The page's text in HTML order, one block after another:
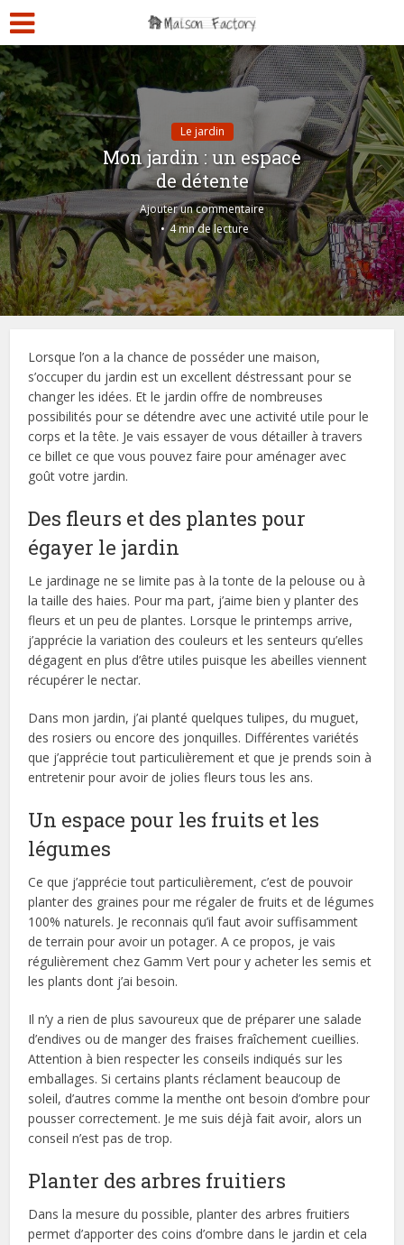
Le jardin
Mon jardin : un espace
de détente
Ajouter un commentaire
4 mn de lecture
Lorsque l’on a la chance de posséder une maison,
s’occuper du jardin est un excellent déstressant pour se
changer les idées. Et le jardin offre de nombreuses
possibilités pour se détendre avec une activité utile pour le
corps et la tête. Je vais essayer de vous détailler à travers
ce billet ce que vous pouvez faire pour aménager avec
goût votre jardin.
Des fleurs et des plantes pour
égayer le jardin
Le jardinage ne se limite pas à la tonte de la pelouse ou à
la taille des haies. Pour ma part, j’aime bien y planter des
fleurs et un peu de plantes. Lorsque le printemps arrive,
j’apprécie la variation des couleurs et les senteurs qu’elles
dégagent en plus d’être utiles puisque les abeilles viennent
récupérer le nectar.
Dans mon jardin, j’ai planté quelques tulipes, du muguet,
des rosiers ou encore des jonquilles. Différentes variétés
que j’apprécie tout particulièrement et que je prends soin à
entretenir pour avoir de jolies fleurs tous les ans.
Un espace pour les fruits et les
légumes
Ce que j’apprécie tout particulièrement, c’est de pouvoir
planter des graines pour me régaler de fruits et de légumes
100% naturels. Je reconnais qu’il faut avoir suffisamment
de terrain pour avoir un potager. A ce propos, je vais
régulièrement chez Gamm Vert pour y acheter les semis et
les plants dont j’ai besoin.
Il n’y a rien de plus savoureux que de préparer une salade
d’endives ou de manger des fraises fraîchement cueillies.
Attention à bien respecter les conseils indiqués sur les
emballages. Si certains plants réclament beaucoup de
soleil, d’autres comme la menthe ont besoin d’ombre pour
pousser correctement. Je me suis déjà fait avoir, alors un
conseil n’est pas de trop.
Planter des arbres fruitiers
Dans la mesure du possible, planter des arbres fruitiers
permet d’apporter des coins d’ombre dans le jardin et cela